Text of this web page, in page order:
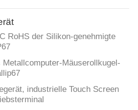
RoHS der Silikon-genehmigte
Mäuserollkugel-
industrielle Touch Screen